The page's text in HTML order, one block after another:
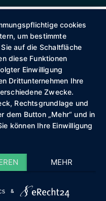
cookies
um bestimmte
auf die Schaltfläche
diese Funktionen
Einwilligung
Drittunternehmen Ihre
Zwecke.
Rechtsgrundlage und
dem Button „Mehr“ und in
können Ihre Einwilligung
MEHR
&